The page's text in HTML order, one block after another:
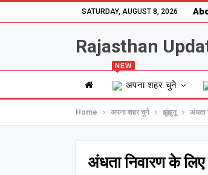
SATURDAY, AUGUST 8, 2026
Rajasthan
अपना शहर चुने
NEW
Home अपना शहर चुने झुंझुनू अंधता
अंधता निवारण के लिए